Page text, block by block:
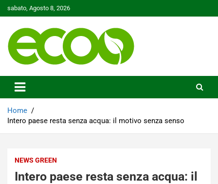
to
sabato, Agosto 8, 2026
Ecoo.it
Home
Intero paese resta senza acqua: il motivo senza senso
NEWS GREEN
Intero paese resta senza acqua: il